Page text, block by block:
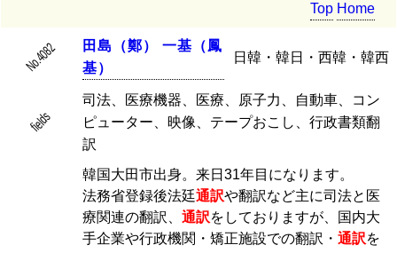
Top Home
No.4082 田 島 （鄭） 一基 （鳳
基）
日韓・韓日・西韓・韓西
fields
司法、医療機器、医療、原子力、自動車、コン
ピューター、映像、テープおこし、行政書類翻
訳
韓国大田市出身。来日31年目になります。
法務省登録後法廷通訳や翻訳など主に司法と医
療関連の翻訳、 通訳をしておりますが、国内大
手企業や行政機関・矯正施設での翻訳・ 通訳を